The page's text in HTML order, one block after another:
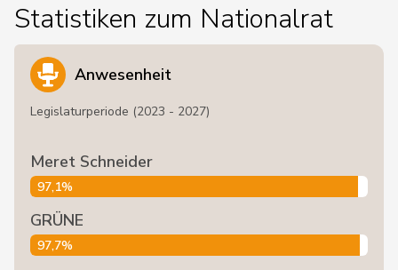
Statistiken zum Nationalrat
Anwesenheit
Legislaturperiode (2023 - 2027)
Meret Schneider
97,1%
GRÜNE
97,7%